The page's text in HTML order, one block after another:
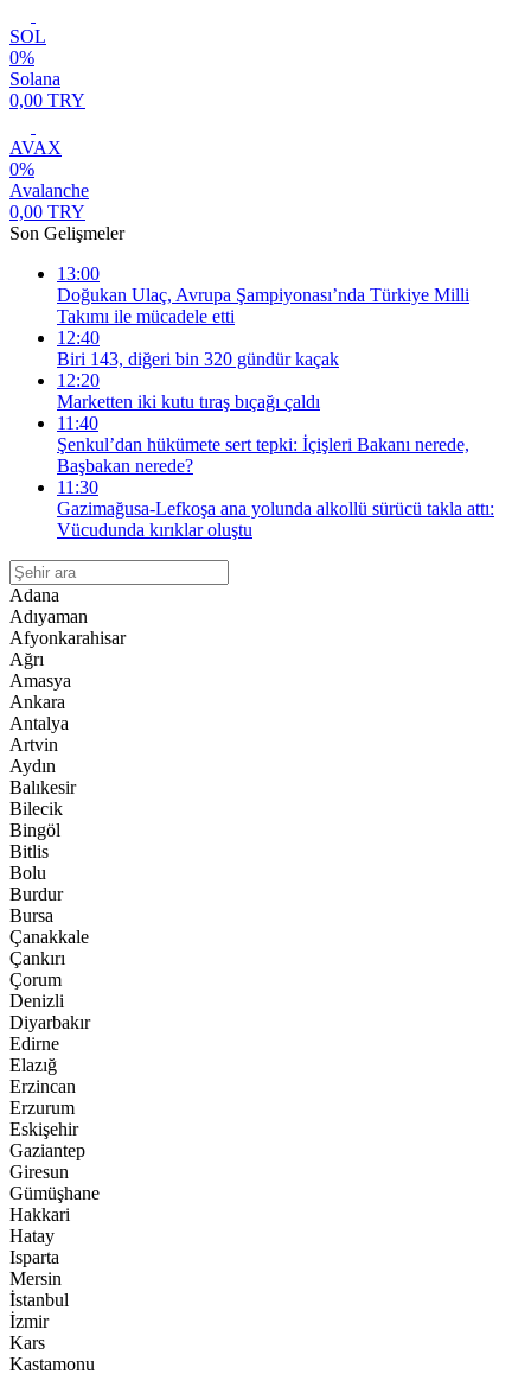
SOL
0%
Solana
0,00 TRY
AVAX
0%
Avalanche
0,00 TRY
Son Gelişmeler
13:00
Doğukan Ulaç, Avrupa Şampiyonası’nda Türkiye Milli
Takımı ile mücadele etti
12:40
Biri 143, diğeri bin 320 gündür kaçak
12:20
Marketten iki kutu tıraş bıçağı çaldı
11:40
Şenkul’dan hükümete sert tepki: İçişleri Bakanı nerede,
Başbakan nerede?
11:30
Gazimağusa-Lefkoşa ana yolunda alkollü sürücü takla attı:
Vücudunda kırıklar oluştu
Adana
Adıyaman
Afyonkarahisar
Ağrı
Amasya
Ankara
Antalya
Artvin
Aydın
Balıkesir
Bilecik
Bingöl
Bitlis
Bolu
Burdur
Bursa
Çanakkale
Çankırı
Çorum
Denizli
Diyarbakır
Edirne
Elazığ
Erzincan
Erzurum
Eskişehir
Gaziantep
Giresun
Gümüşhane
Hakkari
Hatay
Isparta
Mersin
İstanbul
İzmir
Kars
Kastamonu